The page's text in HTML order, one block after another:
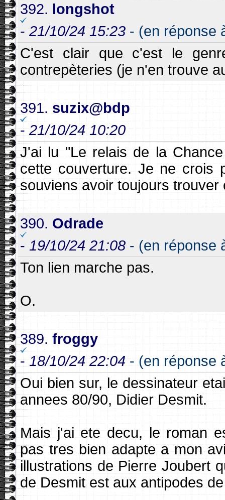
392. longshot
- 21/10/24 15:23 - (en réponse
C'est clair que c'est le
contrepèteries (je n'en trouve
391. suzix@bdp
-21/10/24 10:20
J'ai lu "Le relais de la
cette couverture. Je ne crois
souviens avoir toujours trouver
390. Odrade
- 19/10/24 21:08 - (en réponse
Ton lien marche pas.
O.
389. froggy
-18/10/24 22:04 - (en réponse
Oui bien sur, le dessinateur
annees 80/90, Didier Desmit.
Mais j'ai ete decu, le roman
pas tres bien adapte a mon
illustrations de Pierre Joubert
de Desmit est aux antipodes